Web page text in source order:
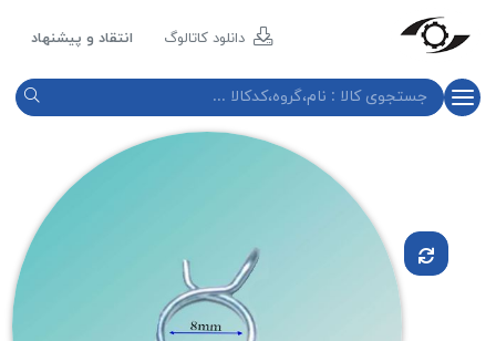
دانلود کاتالوگ انتقاد و پیشنهاد